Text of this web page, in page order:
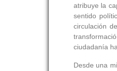
atribuye la
sentido
circulación
ciudadanía
Desde una